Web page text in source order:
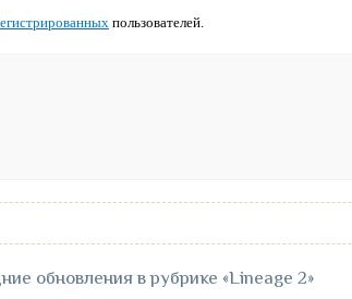
пользователей.
обновления в рубрике «Lineage 2»